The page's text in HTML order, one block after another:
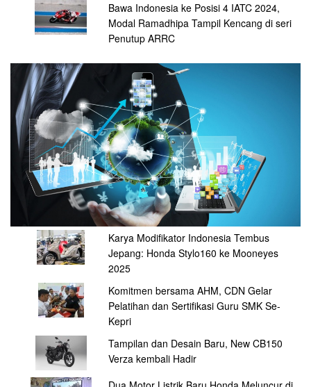
Bawa Indonesia ke Posisi 4 IATC 2024,
Modal Ramadhipa Tampil Kencang di seri
Penutup ARRC
Karya Modifikator Indonesia Tembus
Jepang: Honda Stylo160 ke Mooneyes
2025
Komitmen bersama AHM, CDN Gelar
Pelatihan dan Sertifikasi Guru SMK Se-
Kepri
Tampilan dan Desain Baru, New CB150
Verza kembali Hadir